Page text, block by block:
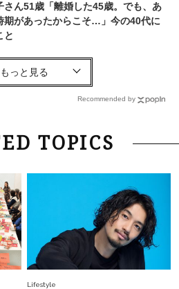
さん51歳「離婚した45歳。でも、あ
期があったからこそ…」今の40代に
と
サバ派】白Tシャツは「パール×ゴー
」を合わせるのが正解！〈大野真理子
2026.7.29
ね」は褒め言葉？“若い＝美しい”と
22】
2026.7.29
に立たなきゃ生きてちゃいかんか？」
生が問い直す“理想の老後”の呪縛
連載23】
2026.8.6
Recommended by
TOPICS
Lifestyle